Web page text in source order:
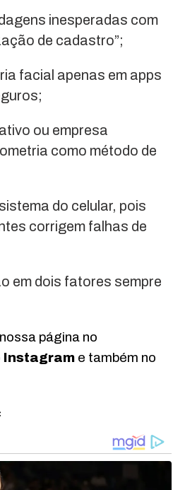
inesperadas com
de cadastro”;
facial apenas em apps
ou empresa
como método de
do celular, pois
corrigem falhas de
em dois fatores sempre
página no
Instagrame também no